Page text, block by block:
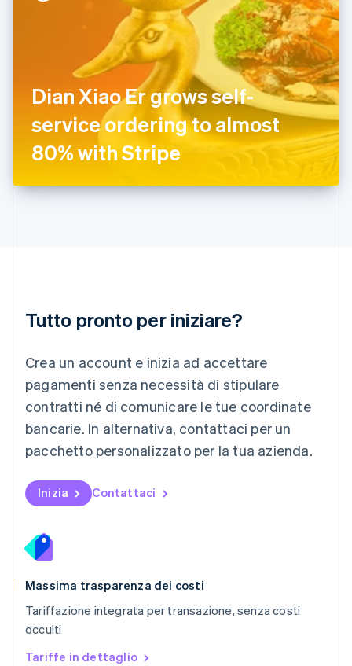
Dian Xiao Er grows self-
service ordering to almost
80% with Stripe
Tutto pronto per iniziare?
Crea un account e inizia ad accettare
pagamenti senza necessità di stipulare
contratti né di comunicare le tue coordinate
bancarie. In alternativa, contattaci per un
pacchetto personalizzato per la tua azienda.
Inizia Contattaci
Massima trasparenza dei costi
Tariffazione integrata per transazione, senza costi
occulti
Tariffe in dettaglio
English
Irlanda
English
Italia
ItalianoEnglish
Lettonia
Liechtenstein
Malta
English
EspañolEnglish
Norvegia
English
Nuova Zelanda
English
NederlandsEnglish
English
Portogallo
RAS di Hong Kong, Cina
English
English
English
Romania
English